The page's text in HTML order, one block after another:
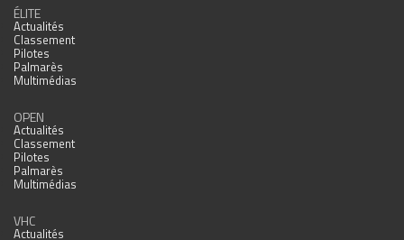
ÉLITE
Actualités
Classement
Pilotes
Palmarès
Multimédias
OPEN
Actualités
Classement
Pilotes
Palmarès
Multimédias
VHC
Actualités